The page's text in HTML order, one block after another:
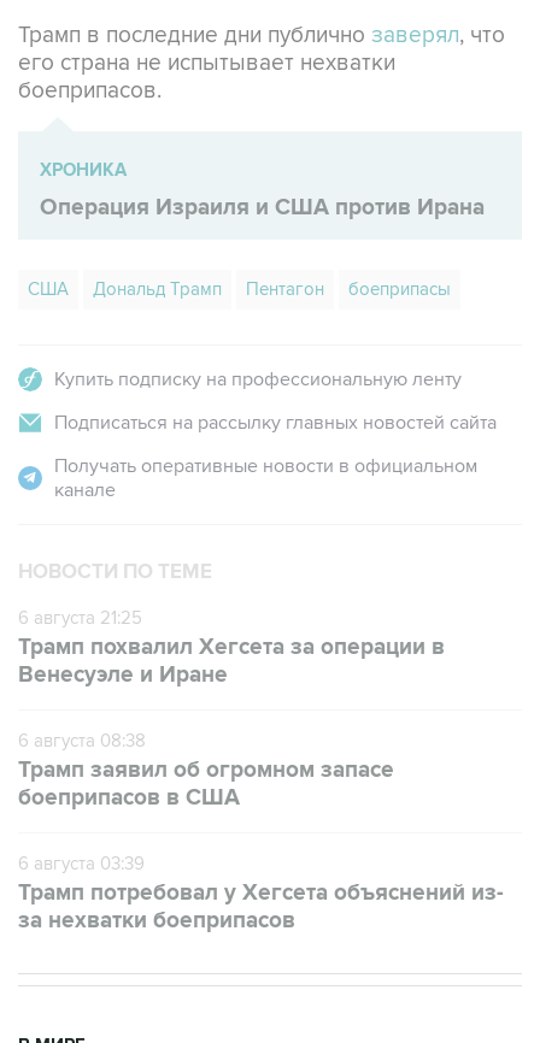
Трамп в последние дни публично заверял, что
его страна не испытывает нехватки
боеприпасов.
ХРОНИКА
Операция Израиля и США против Ирана
США Дональд Трамп Пентагон боеприпасы
Купить подписку на профессиональную ленту
Подписаться на рассылку главных новостей сайта
Получать оперативные новости в официальном
канале
НОВОСТИ ПО ТЕМЕ
6 августа 21:25
Трамп похвалил Хегсета за операции в
Венесуэле и Иране
6 августа 08:38
Трамп заявил об огромном запасе
боеприпасов в США
6 августа 03:39
Трамп потребовал у Хегсета объяснений из-
за нехватки боеприпасов